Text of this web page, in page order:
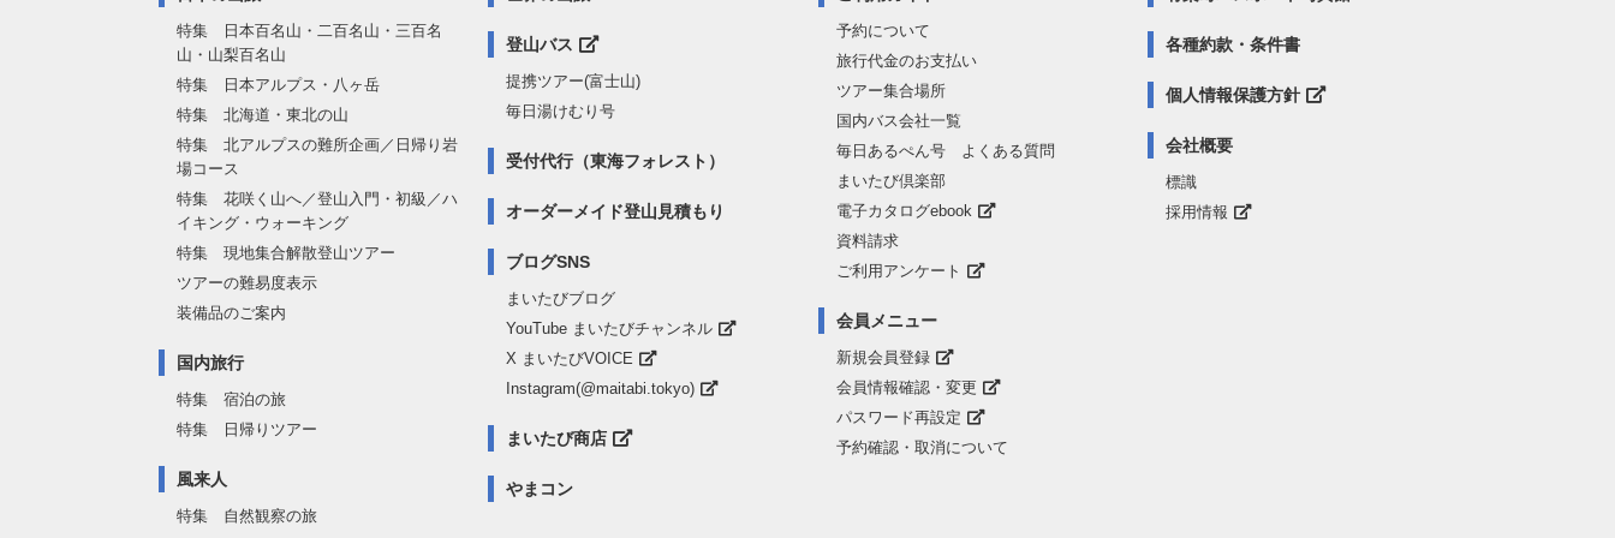
特集 日本百名山・二百名山・三百名
山・山梨百名山
特集 日本アルプス・八ヶ岳
特集 北海道・東北の山
特集 北アルプスの難所企画／日帰り岩
場コース
特集 花咲く山へ／登山入門・初級／ハ
イキング・ウォーキング
特集 現地集合解散登山ツアー
ツアーの難易度表示
装備品のご案内
国内旅行
特集 宿泊の旅
特集 日帰りツアー
風来人
特集 自然観察の旅
登山バス
提携ツアー(富士山)
毎日湯けむり号
受付代行（東海フォレスト）
オーダーメイド登山見積もり
ブログSNS
まいたびブログ
YouTube まいたびチャンネル
X まいたびVOICE
Instagram(@maitabi.tokyo)
まいたび商店
やまコン
予約について
旅行代金のお支払い
ツアー集合場所
国内バス会社一覧
毎日あるぺん号 よくある質問
まいたび倶楽部
電子カタログebook
資料請求
ご利用アンケート
会員メニュー
新規会員登録
会員情報確認・変更
パスワード再設定
予約確認・取消について
各種約款・条件書
個人情報保護方針
会社概要
標識
採用情報